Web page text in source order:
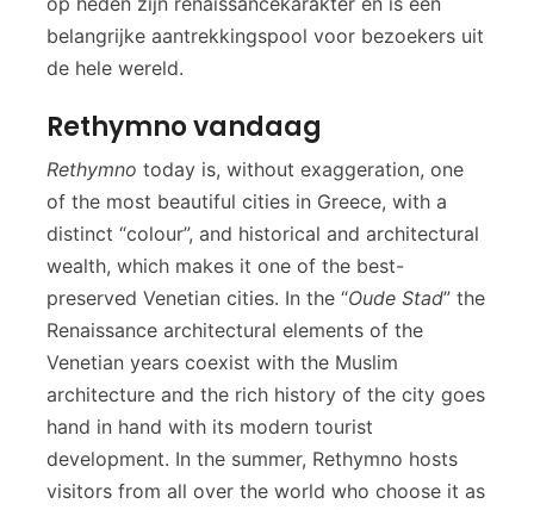
belangrijke aantrekkingspool voor bezoekers uit
de hele wereld.
Rethymno vandaag
Rethymno today is, without exaggeration, one
of the most beautiful cities in Greece, with a
distinct “colour”, and historical and architectural
wealth, which makes it one of the best-
preserved Venetian cities. In the “Oude Stad” the
Renaissance architectural elements of the
Venetian years coexist with the Muslim
architecture and the rich history of the city goes
hand in hand with its modern tourist
development. In the summer, Rethymno hosts
visitors from all over the world who choose it as